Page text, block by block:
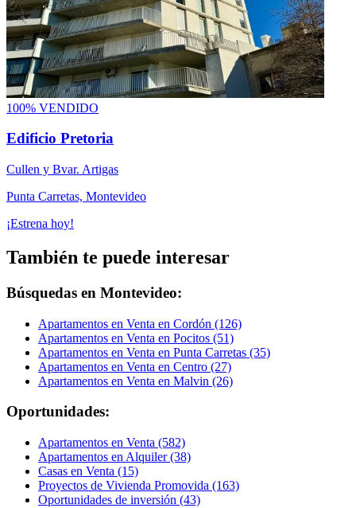
100% VENDIDO
Edificio Pretoria
Cullen y Bvar. Artigas
Punta Carretas, Montevideo
¡Estrena hoy!
También te puede interesar
Búsquedas en Montevideo:
Apartamentos en Venta en Cordón (126)
Apartamentos en Venta en Pocitos (51)
Apartamentos en Venta en Punta Carretas (35)
Apartamentos en Venta en Centro (27)
Apartamentos en Venta en Malvin (26)
Oportunidades:
Apartamentos en Venta (582)
Apartamentos en Alquiler (38)
Casas en Venta (15)
Proyectos de Vivienda Promovida (163)
Oportunidades de inversión (43)